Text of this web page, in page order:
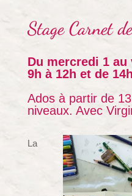
StageCarnet
Du mercredi 1
9h à 12h et de
Ados à partir de
niveaux. Avec
La